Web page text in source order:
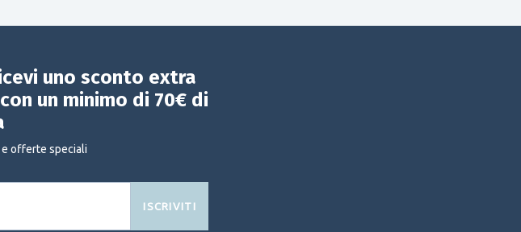
uno sconto extra
un minimo di 70€ di
e offerte speciali
ISCRIVITI